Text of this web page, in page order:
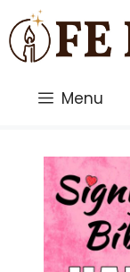
Saltar
al
contenido
Menu